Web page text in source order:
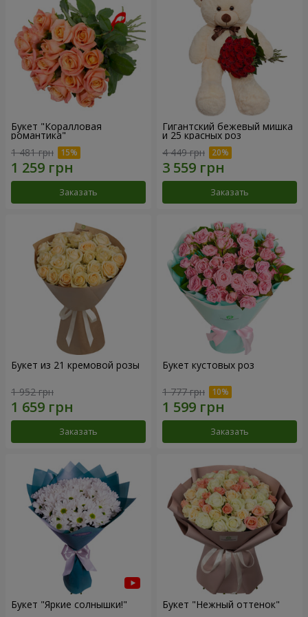
Букет "Коралловая
романтика"
1 481 грн
Заказать
Гигантский бежевый мишка
и 25 красных роз
4 449 грн
Заказать
Букет из 21 кремовой розы
1 952 грн
Заказать
Букет кустовых роз
1 777 грн
Заказать
Букет "Яркие солнышки!" Букет "Нежный оттенок"